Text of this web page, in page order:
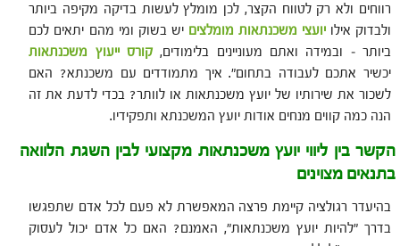
רווחים ולא רק לטווח הקצר, לכן מומלץ לעשות בדיקה מקיפה ביותר
ולבדוק אילו יועצי משכנתאות מומלצים יש בשוק ומי מהם יתאים לכם
ביותר – ובמידה ואתם מעוניינים בלימודים, קורס ייעוץ משכנתאות
יכשיר אתכם לעבודה בתחום". איך מתמודדים עם משכנתא? האם
לשכור את שירותיו של יועץ משכנתאות או לוותר? בכדי לדעת את זה
הנה כמה קווים מנחים אודות יועץ המשכנתא ותפקידיו.
הקשר בין ליווי יועץ משכנתאות מקצועי לבין השגת הלוואה
בתנאים מצוינים
בהיעדר רגולציה קיימת פרצה המאפשרת לא פעם לכל אדם שתפגשו
בדרך "להיות יועץ משכנתאות", האמנם? האם כל אדם יכול לעסוק